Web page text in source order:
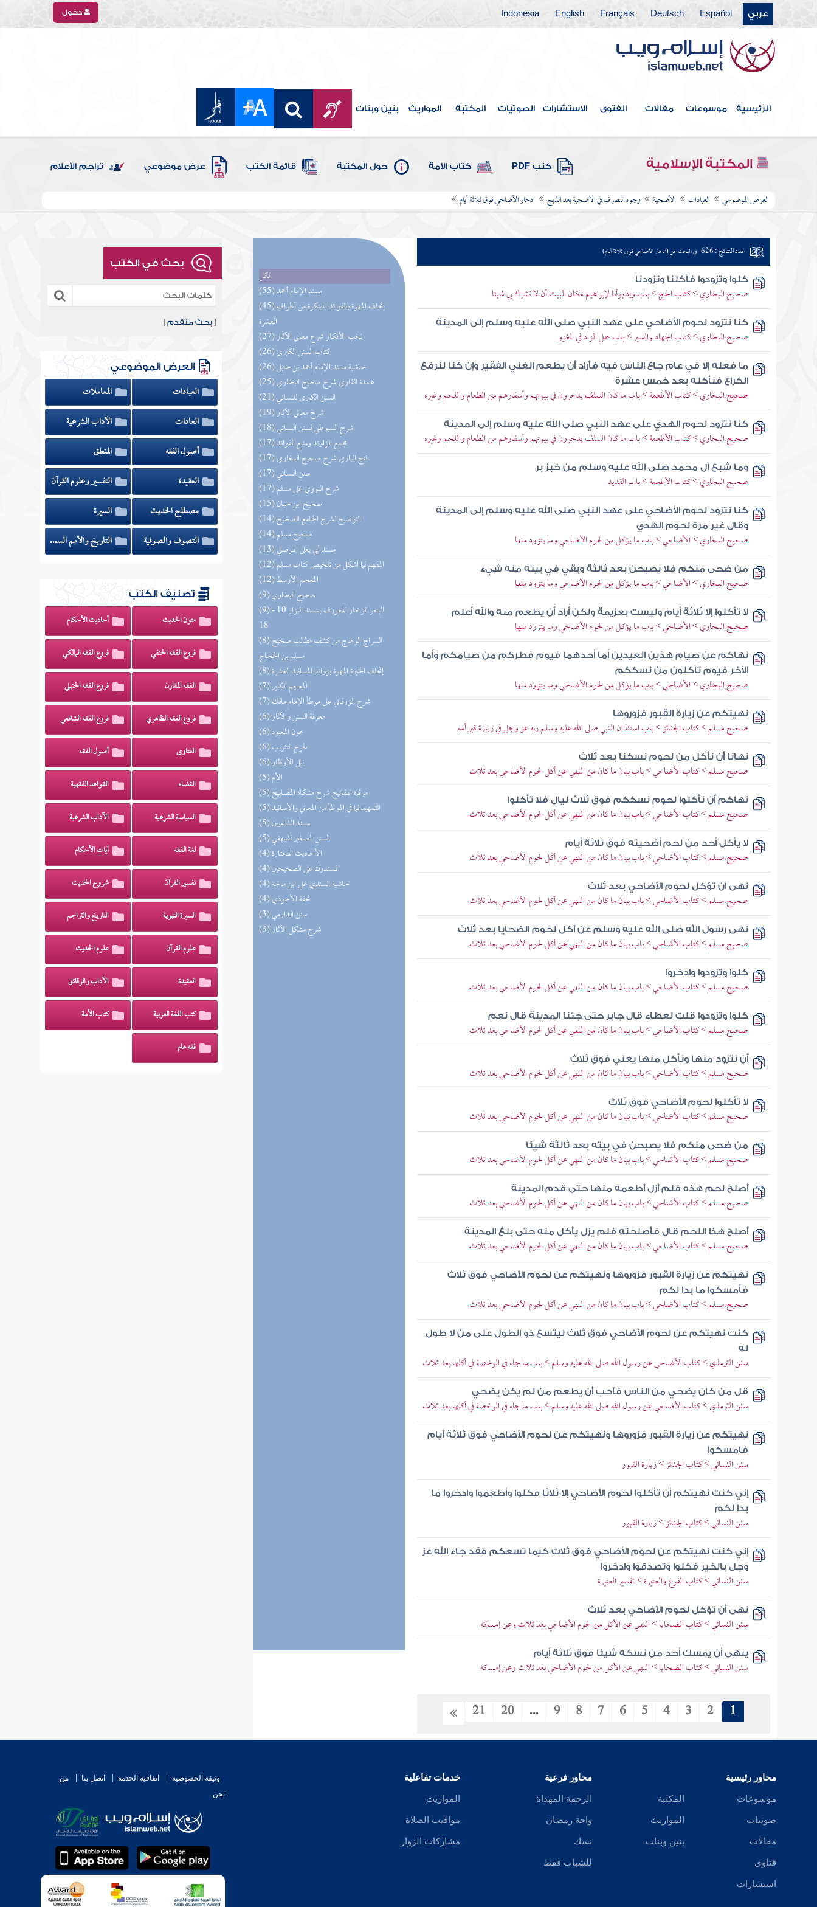
عربي Español
Deutsch
Français
English
Indonesia دخول
الرئيسية موسوعات مقالات الفتوى الاستشارات الصوتيات المكتبة المواريث بنين وبنات
المكتبة الإسلامية كتب PDF كتاب الأمة حول المكتبة قائمة الكتب عرض موضوعي تراجم الأعلام
العرض الموضوعي العبادات الأضحية وجوه التصرف في الأضحية بعد الذبح ادخار الأضاحي فوق ثلاثة أيام
الكل
(55) مسند الإمام أحمد
(45) إتحاف المهرة بالفوائد المبتكرة من أطراف
العشرة
(27) نخب الأفكار شرح معاني الآثار
(26) كتاب السنن الكبرى
(26) حاشية مسند الإمام أحمد بن حنبل
(25) عمدة القاري شرح صحيح البخاري
(21) السنن الكبرى للنسائي
(19) شرح معاني الآثار
(18) شرح السيوطي لسنن النسائي
(17) مجمع الزاوئد ومنبع الفوائد
(17) فتح الباري شرح صحيح البخاري
(17) سنن النسائي
(17) شرح النووي على مسلم
(15) صحيح ابن حبان
(14) التوضيح لشرح الجامع الصحيح
(14) صحيح مسلم
(13) مسند أبي يعلى الموصلي
(12) المفهم لما أشكل من تلخيص كتاب مسلم
(12) المعجم الأوسط
(9) صحيح البخاري
(9) البحر الزخار المعروف بمسند البزار 10 -
18
(8) السراج الوهاج من كشف مطالب صحيح
مسلم بن الحجاج
(8) إتحاف الخيرة المهرة بزوائد المسانيد العشرة
(7) المعجم الكبير
(7) شرح الزرقاني على موطأ الإمام مالك
(6) معرفة السنن والآثار
(6) عون المعبود
(6) طرح التثريب
(6) نيل الأوطار
(5) الأم
(5) مرقاة المفاتيح شرح مشكاة المصابيح
(5) التمهيد لما في الموطأ من المعاني والأسانيد
(5) مسند الشاميين
(5) السنن الصغير للبيهقي
(4) الأحاديث المختارة
(4) المستدرك على الصحيحين
(4) حاشية السندي على ابن ماجه
(4) تحفة الأحوذي
(3) سنن الدارمي
(3) شرح مشكل الآثار
عدد النتائج : 626 في البحث عن (ادخار الأضاحي فوق ثلاثة أيام)
كلوا وتزودوا فأكلنا وتزودنا
صحيح البخاري > كتاب الحج > باب وإذ بوأنا لإبراهيم مكان البيت أن لا تشرك بي شيئا
كنا نتزود لحوم الأضاحي على عهد النبي صلى الله عليه وسلم إلى المدينة
صحيح البخاري > كتاب الجهاد والسير > باب حمل الزاد في الغزو
ما فعله إلا في عام جاع الناس فيه فأراد أن يطعم الغني الفقير وإن كنا لنرفع
الكراع فنأكله بعد خمس عشرة
صحيح البخاري > كتاب الأطعمة > باب ما كان السلف يدخرون في بيوتهم وأسفارهم من الطعام واللحم وغيره
كنا نتزود لحوم الهدي على عهد النبي صلى الله عليه وسلم إلى المدينة
صحيح البخاري > كتاب الأطعمة > باب ما كان السلف يدخرون في بيوتهم وأسفارهم من الطعام واللحم وغيره
وما شبع آل محمد صلى الله عليه وسلم من خبز بر
صحيح البخاري > كتاب الأطعمة > باب القديد
كنا نتزود لحوم الأضاحي على عهد النبي صلى الله عليه وسلم إلى المدينة
وقال غير مرة لحوم الهدي
صحيح البخاري > الأضاحي > باب ما يؤكل من لحوم الأضاحي وما يتزود منها
من ضحى منكم فلا يصبحن بعد ثالثة وبقي في بيته منه شيء
صحيح البخاري > الأضاحي > باب ما يؤكل من لحوم الأضاحي وما يتزود منها
لا تأكلوا إلا ثلاثة أيام وليست بعزيمة ولكن أراد أن يطعم منه والله أعلم
صحيح البخاري > الأضاحي > باب ما يؤكل من لحوم الأضاحي وما يتزود منها
نهاكم عن صيام هذين العيدين أما أحدهما فيوم فطركم من صيامكم وأما
الآخر فيوم تأكلون من نسككم
صحيح البخاري > الأضاحي > باب ما يؤكل من لحوم الأضاحي وما يتزود منها
نهيتكم عن زيارة القبور فزوروها
صحيح مسلم > كتاب الجنائز > باب استئذان النبي صلى الله عليه وسلم ربه عز وجل في زيارة قبر أمه
نهانا أن نأكل من لحوم نسكنا بعد ثلاث
صحيح مسلم > كتاب الأضاحي > باب بيان ما كان من النهي عن أكل لحوم الأضاحي بعد ثلاث
نهاكم أن تأكلوا لحوم نسككم فوق ثلاث ليال فلا تأكلوا
صحيح مسلم > كتاب الأضاحي > باب بيان ما كان من النهي عن أكل لحوم الأضاحي بعد ثلاث
لا يأكل أحد من لحم أضحيته فوق ثلاثة أيام
صحيح مسلم > كتاب الأضاحي > باب بيان ما كان من النهي عن أكل لحوم الأضاحي بعد ثلاث
نهى أن تؤكل لحوم الأضاحي بعد ثلاث
صحيح مسلم > كتاب الأضاحي > باب بيان ما كان من النهي عن أكل لحوم الأضاحي بعد ثلاث
نهى رسول الله صلى الله عليه وسلم عن أكل لحوم الضحايا بعد ثلاث
صحيح مسلم > كتاب الأضاحي > باب بيان ما كان من النهي عن أكل لحوم الأضاحي بعد ثلاث
كلوا وتزودوا وادخروا
صحيح مسلم > كتاب الأضاحي > باب بيان ما كان من النهي عن أكل لحوم الأضاحي بعد ثلاث
كلوا وتزودوا قلت لعطاء قال جابر حتى جئنا المدينة قال نعم
صحيح مسلم > كتاب الأضاحي > باب بيان ما كان من النهي عن أكل لحوم الأضاحي بعد ثلاث
أن نتزود منها ونأكل منها يعني فوق ثلاث
صحيح مسلم > كتاب الأضاحي > باب بيان ما كان من النهي عن أكل لحوم الأضاحي بعد ثلاث
لا تأكلوا لحوم الأضاحي فوق ثلاث
صحيح مسلم > كتاب الأضاحي > باب بيان ما كان من النهي عن أكل لحوم الأضاحي بعد ثلاث
من ضحى منكم فلا يصبحن في بيته بعد ثالثة شيئا
صحيح مسلم > كتاب الأضاحي > باب بيان ما كان من النهي عن أكل لحوم الأضاحي بعد ثلاث
أصلح لحم هذه فلم أزل أطعمه منها حتى قدم المدينة
صحيح مسلم > كتاب الأضاحي > باب بيان ما كان من النهي عن أكل لحوم الأضاحي بعد ثلاث
أصلح هذا اللحم قال فأصلحته فلم يزل يأكل منه حتى بلغ المدينة
صحيح مسلم > كتاب الأضاحي > باب بيان ما كان من النهي عن أكل لحوم الأضاحي بعد ثلاث
نهيتكم عن زيارة القبور فزوروها ونهيتكم عن لحوم الأضاحي فوق ثلاث
فأمسكوا ما بدا لكم
صحيح مسلم > كتاب الأضاحي > باب بيان ما كان من النهي عن أكل لحوم الأضاحي بعد ثلاث
كنت نهيتكم عن لحوم الأضاحي فوق ثلاث ليتسع ذو الطول على من لا طول
له
سنن الترمذي > كتاب الأضاحي عن رسول الله صلى الله عليه وسلم > باب ما جاء في الرخصة في أكلها بعد ثلاث
قل من كان يضحي من الناس فأحب أن يطعم من لم يكن يضحي
سنن الترمذي > كتاب الأضاحي عن رسول الله صلى الله عليه وسلم > باب ما جاء في الرخصة في أكلها بعد ثلاث
نهيتكم عن زيارة القبور فزوروها ونهيتكم عن لحوم الأضاحي فوق ثلاثة أيام
فامسكوا
سنن النسائي > كتاب الجنائز > زيارة القبور
إني كنت نهيتكم أن تأكلوا لحوم الأضاحي إلا ثلاثا فكلوا وأطعموا وادخروا ما
بدا لكم
سنن النسائي > كتاب الجنائز > زيارة القبور
إني كنت نهيتكم عن لحوم الأضاحي فوق ثلاث كيما تسعكم فقد جاء الله عز
وجل بالخير فكلوا وتصدقوا وادخروا
سنن النسائي > كتاب الفرع والعتيرة > تفسير العتيرة
نهى أن تؤكل لحوم الأضاحي بعد ثلاث
سنن النسائي > كتاب الضحايا > النهي عن الأكل من لحوم الأضاحي بعد ثلاث وعن إمساكه
ينهى أن يمسك أحد من نسكه شيئا فوق ثلاثة أيام
سنن النسائي > كتاب الضحايا > النهي عن الأكل من لحوم الأضاحي بعد ثلاث وعن إمساكه
1
2
3
4
5
6
7
8
9
...
20
21
بحث في الكتب
[بحث متقدم ]
العرض الموضوعي
العبادات
المعاملات
العادات
الآداب الشرعية
أصول الفقه
المنطق
العقيدة
التفسير وعلوم القرآن
مصطلح الحديث
السيرة
التصوف والصوفية
التاريخ والأمم السابقة
تصنيف الكتب
متون الحديث أحاديث الأحكام
فروع الفقه الحنفي فروع الفقه المالكي
الفقه المقارن فروع الفقه الحنبلي
فروع الفقه الظاهري فروع الفقه الشافعي
الفتاوى أصول الفقه
القضاء القواعد الفقهية
السياسة الشرعية الآداب الشرعية
لغة الفقه آيات الأحكام
تفسير القرآن شروح الحديث
السيرة النبوية التاريخ والتراجم
علوم القرآن علوم الحديث
العقيدة الآداب والرقائق
كتب اللغة العربية كتاب الأمة
فقه عام
محاور رئيسية
موسوعات
صوتيات
مقالات
فتاوى
استشارات
المكتبة
المواريث
بنين وبنات
محاور فرعية
الرحمة المهداة
واحة رمضان
نسك
للشباب فقط
خدمات تفاعلية
المواريث
مواقيت الصلاة
مشاركات الزوار
وثيقة الخصوصية اتفاقية الخدمة اتصل بنا
من
نحن